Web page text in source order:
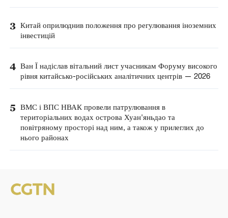
3 Китай оприлюднив положення про регулювання іноземних
інвестицій
4 Ван Ї надіслав вітальний лист учасникам Форуму високого
рівня китайсько-російських аналітичних центрів — 2026
5 ВМС і ВПС НВАК провели патрулювання в
територіальних водах острова Хуан'яньдао та
повітряному просторі над ним, а також у прилеглих до
нього районах